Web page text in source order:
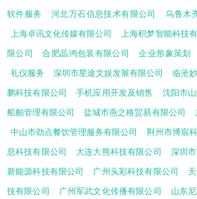
软件服务
河北万石信息技术有限公司
乌鲁木
上海卓讯文化传媒有限公司
上海积梦智能科技
限公司
合肥晶鸿包装有限公司 企业形象策划
礼仪服务
深圳市星途文娱发展有限公司 临沧
鹏科技有限公司
手机应用开发及销售 沈阳市
船舶管理有限公司
盐城市燕之格贸易有限公司
中山市劲点餐饮管理服务有限公司
荆州市博宸
息科技有限公司
大连大熊科技有限公司 深圳
新能源科技有限公司
广州头彩科技有限公司
技有限公司
广州军武文化传播有限公司 山东